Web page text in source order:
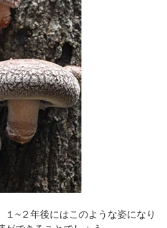
~２年後にはこのような姿になり